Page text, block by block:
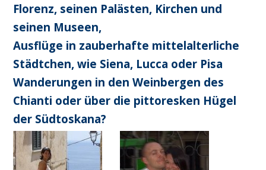
Florenz, seinen Palästen, Kirchen und
seinen Museen,
Ausflüge in zauberhafte mittelalterliche
Städtchen, wie Siena, Lucca oder Pisa
Wanderungen in den Weinbergen des
Chianti oder über die pittoresken Hügel
der Südtoskana?